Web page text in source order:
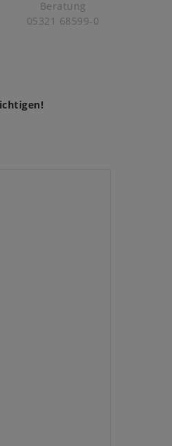
Beratung
05321 68599-0